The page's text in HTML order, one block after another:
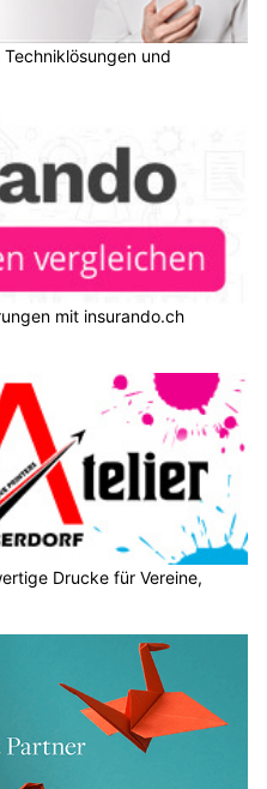
und
mit insurando.ch
Drucke für Vereine,